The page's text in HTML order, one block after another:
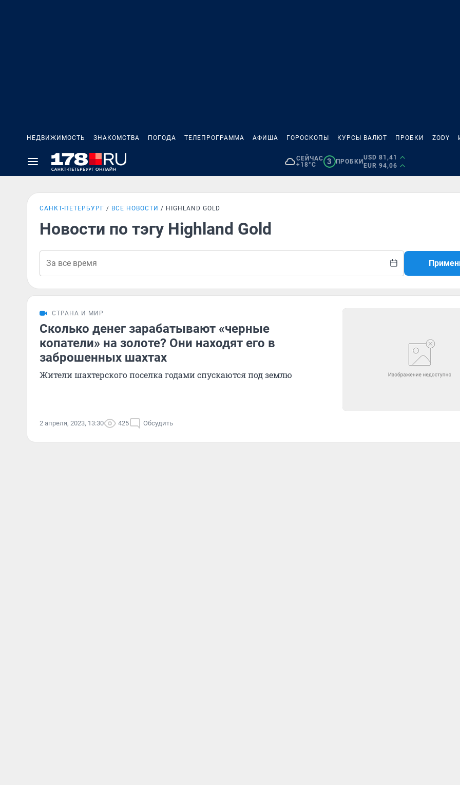
НЕДВИЖИМОСТЬ ЗНАКОМСТВА ПОГОДА ТЕЛЕПРОГРАММА АФИША ГОРОСКОПЫ КУРСЫ ВАЛЮТ ПРОБКИ ZODY
СЕЙЧАС
+18°C
3 ПРОБКИ
USD 81,41
EUR 94,06
САНКТ-ПЕТЕРБУРГ ВСЕ НОВОСТИ HIGHLAND GOLD
Новости по тэгу Highland Gold
СТРАНА И МИР
Сколько денег зарабатывают «черные
копатели» на золоте? Они находят его в
заброшенных шахтах
Жители шахтерского поселка годами спускаются под землю
2 апреля, 2023, 13:30 425 Обсудить